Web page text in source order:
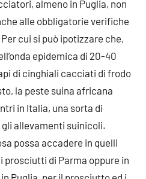
almeno in Puglia, non
alle obbligatorie verifiche
cui si può ipotizzare che,
epidemica di 20-40
di cinghiali cacciati di frodo
la peste suina africana
in Italia, una sorta di
gli allevamenti suinicoli.
possa accadere in quelli
prosciutti di Parma oppure in